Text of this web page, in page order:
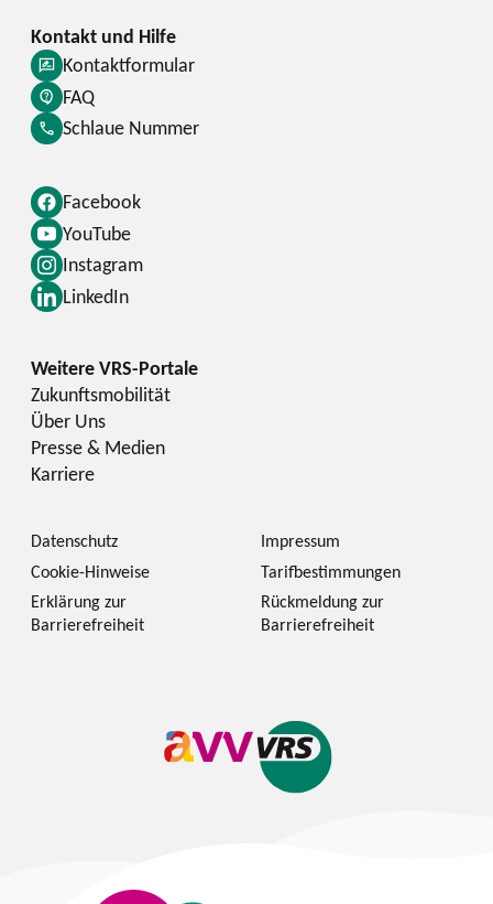
Facebook
YouTube
Instagram
LinkedIn
Kontaktformular
FAQ
Schlaue Nummer
Zukunftsmobilität
Über Uns
Presse & Medien
Karriere
Datenschutz
Impressum
Cookie-Hinweise
Tarifbestimmungen
Erklärung zur
Barrierefreiheit
Rückmeldung zur
Barrierefreiheit